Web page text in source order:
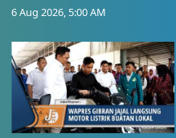
6 Aug 2026, 5:00 AM